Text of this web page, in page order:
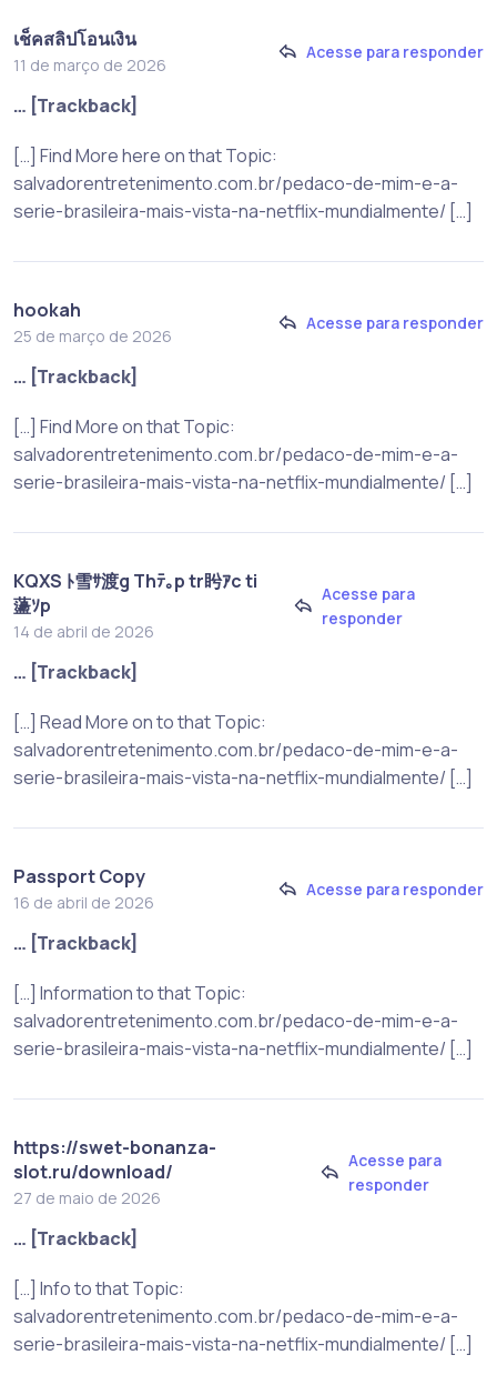
เช็คสลิปโอนเงิน
11 de março de 2026
Acesse para responder
… [Trackback]
[…] Find More here on that Topic:
salvadorentretenimento.com.br/pedaco-de-mim-e-a-
serie-brasileira-mais-vista-na-netflix-mundialmente/ […]
hookah
25 de março de 2026
Acesse para responder
… [Trackback]
[…] Find More on that Topic:
salvadorentretenimento.com.br/pedaco-de-mim-e-a-
serie-brasileira-mais-vista-na-netflix-mundialmente/ […]
KQXS ﾄ雪ｻ渡g Thﾃ｡p tr盻ｱc ti
蘯ｿp
14 de abril de 2026
Acesse para
responder
… [Trackback]
[…] Read More on to that Topic:
salvadorentretenimento.com.br/pedaco-de-mim-e-a-
serie-brasileira-mais-vista-na-netflix-mundialmente/ […]
Passport Copy
16 de abril de 2026
Acesse para responder
… [Trackback]
[…] Information to that Topic:
salvadorentretenimento.com.br/pedaco-de-mim-e-a-
serie-brasileira-mais-vista-na-netflix-mundialmente/ […]
https://swet-bonanza-
slot.ru/download/
27 de maio de 2026
Acesse para
responder
… [Trackback]
[…] Info to that Topic:
salvadorentretenimento.com.br/pedaco-de-mim-e-a-
serie-brasileira-mais-vista-na-netflix-mundialmente/ […]